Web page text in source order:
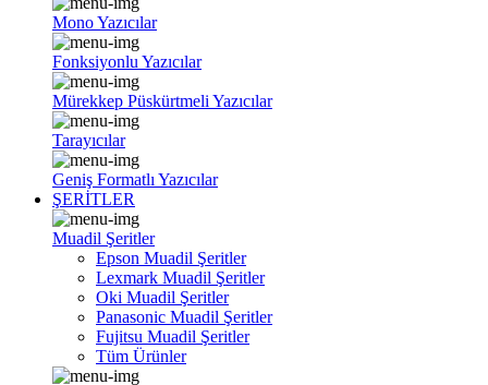
Mono Yazıcılar
Fonksiyonlu Yazıcılar
Mürekkep Püskürtmeli Yazıcılar
Tarayıcılar
Geniş Formatlı Yazıcılar
ŞERİTLER
Muadil Şeritler
Epson Muadil Şeritler
Lexmark Muadil Şeritler
Oki Muadil Şeritler
Panasonic Muadil Şeritler
Fujitsu Muadil Şeritler
Tüm Ürünler